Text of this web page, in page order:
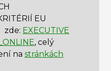
EU
zde: EXECUTIVE
, celý
na stránkách